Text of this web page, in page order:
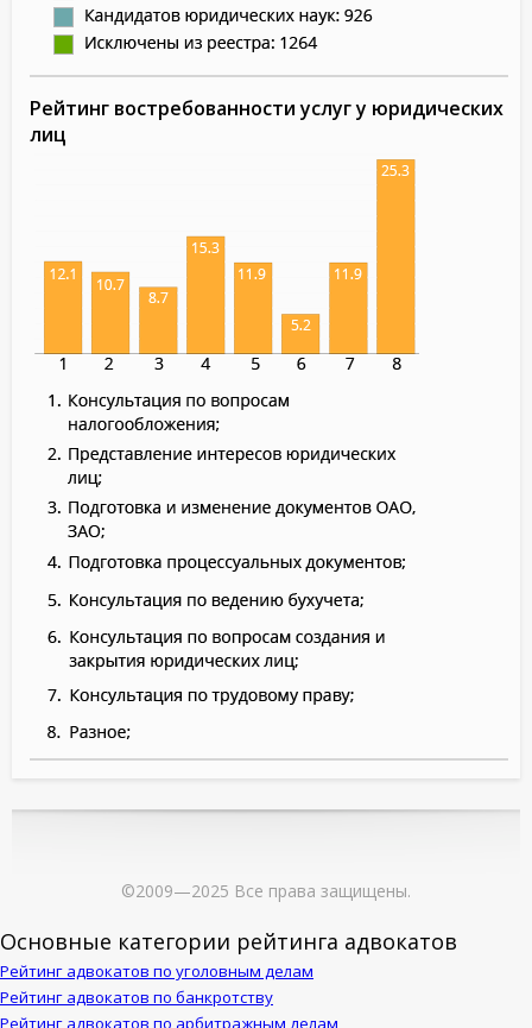
Рейтинг востребованности услуг у юридических
лиц
©2009—2025 Все права защищены.
Основные категории рейтинга адвокатов
Рейтинг адвокатов по уголовным делам
Рейтинг адвокатов по банкротству
Рейтинг адвокатов по арбитражным делам